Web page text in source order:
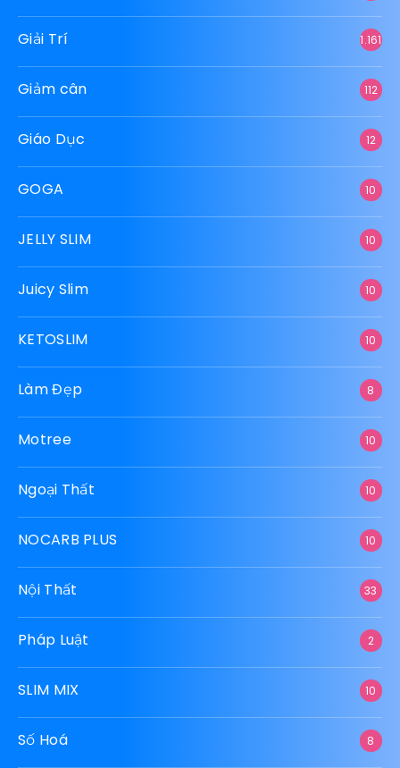
Giải Trí 1.161
Giảm cân 112
Giáo Dục 12
GOGA 10
JELLY SLIM 10
Juicy Slim 10
KETOSLIM 10
Làm Đẹp 8
Motree 10
Ngoại Thất 10
NOCARB PLUS 10
Nội Thất 33
Pháp Luật 2
SLIM MIX 10
Số Hoá 8